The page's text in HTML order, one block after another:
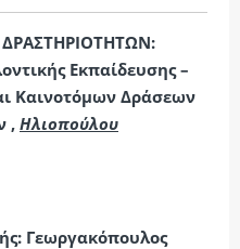
Εκπαίδευσης –
Καινοτόμων Δράσεων
, Ηλιοπούλου
Γεωργακόπουλος